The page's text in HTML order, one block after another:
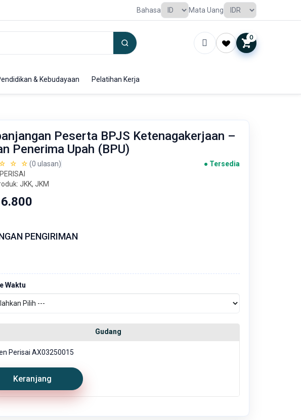
Bahasa Mata Uang
0
& Kebudayaan Pelatihan Kerja
Peserta BPJS Ketenagakerjaan –
Penerima Upah (BPU)
☆ ☆ (0 ulasan)
● Tersedia
JKK, JKM
PENGIRIMAN
Waktu
Gudang
Perisai AX03250015
Keranjang